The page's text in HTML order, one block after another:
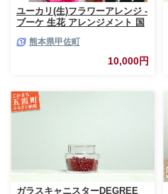
ユーカリ(生)フラワーアレンジ -
ブーケ 生花 アレンジメント 国
ンテリア 虫よけ作用 人気 おす
熊本県甲佐町
10,000円
ガラスキャニスターDEGREE